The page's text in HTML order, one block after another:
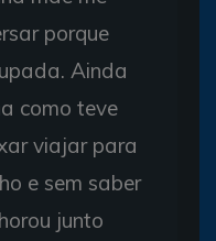
porque
Ainda
como teve
viajar para
e sem saber
junto